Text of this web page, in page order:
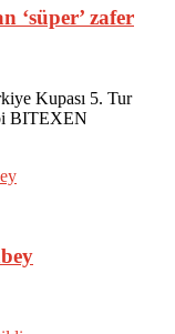
‘süper’ zafer
Kupası 5. Tur
BITEXEN